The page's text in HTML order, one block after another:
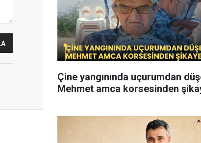
Çine yangınında uçurumdan
Mehmet amca korsesinden